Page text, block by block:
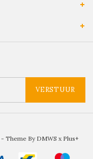
VERSTUUR
- Theme By DMWS x Plus+